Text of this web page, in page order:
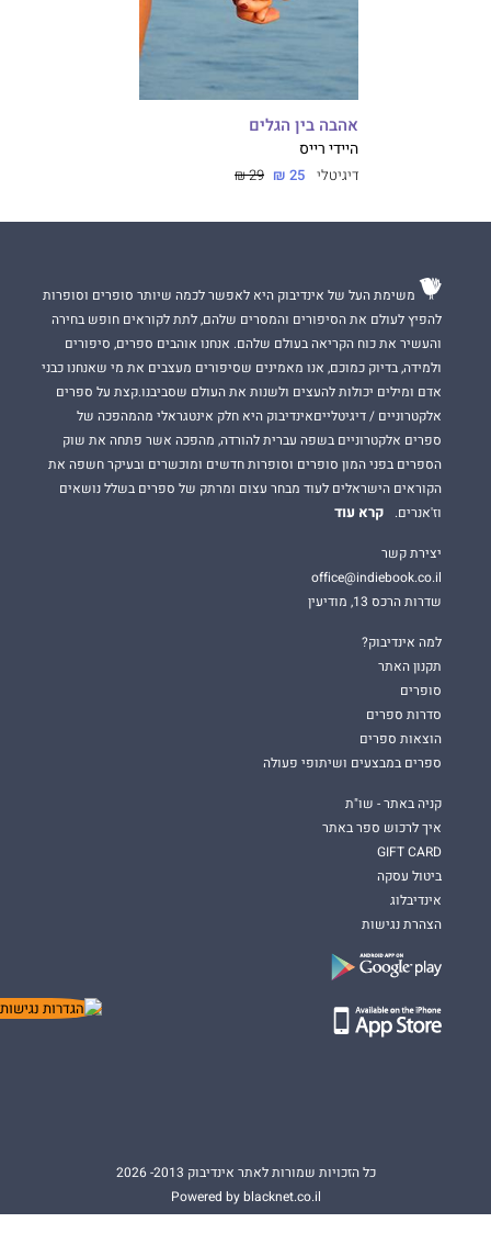
אהבה בין הגלים
היידי רייס
דיגיטלי 25 ₪
29 ₪
משימת העל של אינדיבוק היא לאפשר לכמה שיותר סופרים וסופרות
להפיץ לעולם את הסיפורים והמסרים שלהם, לתת לקוראים חופש בחירה
והעשיר את כוח הקריאה בעולם שלהם. אנחנו אוהבים ספרים, סיפורים
ולמידה, בדיוק כמוכם, אנו מאמינים שסיפורים מעצבים את מי שאנחנו כבני
אדם ומילים יכולות להעצים ולשנות את העולם שסביבנו.קצת על ספרים
אלקטרוניים / דיגיטלייםאינדיבוק היא חלק אינטגראלי מהמהפכה של
ספרים אלקטרוניים בשפה עברית להורדה, מהפכה אשר פתחה את שוק
הספרים בפני המון סופרים וסופרות חדשים ומוכשרים ובעיקר חשפה את
הקוראים הישראלים לעוד מבחר עצום ומרתק של ספרים בשלל נושאים
וז'אנרים.
קרא עוד
יצירת קשר
office@indiebook.co.il
שדרות הרכס 13, מודיעין
למה אינדיבוק?
תקנון האתר
סופרים
סדרות ספרים
הוצאות ספרים
ספרים במבצעים ושיתופי פעולה
קניה באתר - שו"ת
איך לרכוש ספר באתר
GIFT CARD
ביטול עסקה
אינדיבלוג
הצהרת נגישות
כל הזכויות שמורות לאתר אינדיבוק 2013- 2026
Powered by blacknet.co.il
An Awesome site